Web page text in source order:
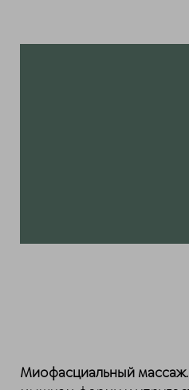
Миофасциальный массаж.